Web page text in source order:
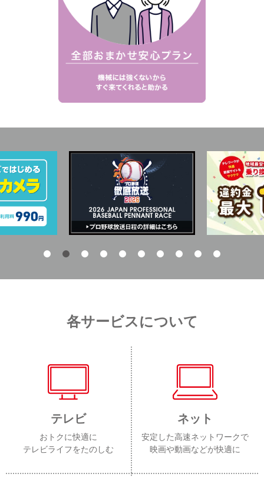
各サービスについて
テレビ
おトクに快適に
テレビライフをたのしむ
ネット
安定した高速ネットワークで
映画や動画などが快適に